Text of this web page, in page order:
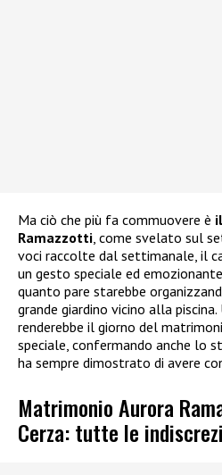
Ma ciò che più fa commuovere è
Ramazzotti , come svelato sul
voci raccolte dal settimanale, il
un gesto speciale ed
quanto pare starebbe
grande giardino vicino alla
renderebbe il giorno del
speciale, confermando anche lo
ha sempre dimostrato di avere
Matrimonio Aurora
Cerza: tutte le